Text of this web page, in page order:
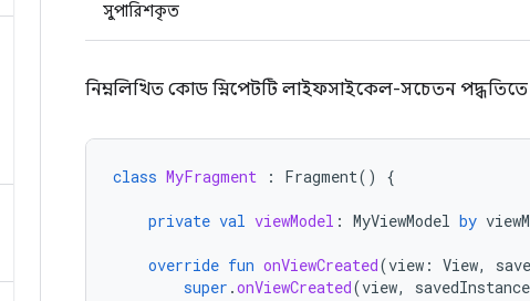
সুপারিশকৃত
নিম্নলিখিত কোড স্নিপেটটি লাইফসাইকেল-সচেতন পদ্ধতিতে
class MyFragment : Fragment() {
private val viewModel : MyViewModel by
override fun onViewCreated(view : View,
super .onViewCreated(view,